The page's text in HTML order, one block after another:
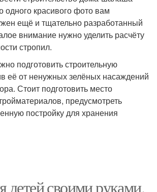
одного красивого фото вам
ещё и тщательно разработанный
внимание нужно уделить расчёту
стропил.
подготовить строительную
её от ненужных зелёных насаждений
Стоит подготовить место
предусмотреть
постройку для хранения
своими руками.